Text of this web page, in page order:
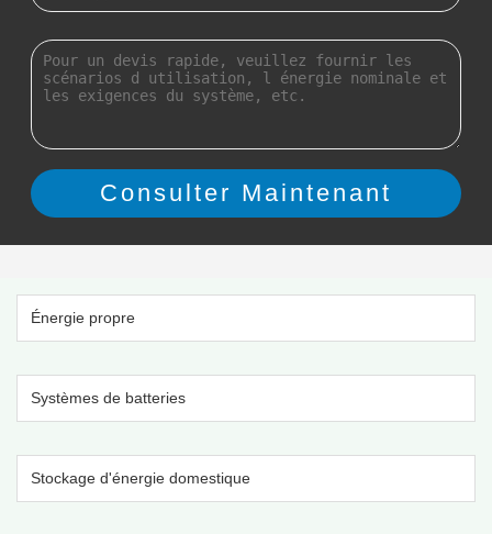
Énergie propre
Systèmes de batteries
Stockage d'énergie domestique